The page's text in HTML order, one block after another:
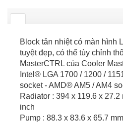
Block tản nhiệt có màn hình
tuyệt đẹp, có thể tùy chỉnh
MasterCTRL của Cooler
Intel® LGA 1700 / 1200 /
socket - AMD® AM5 / AM4
Radiator : 394 x 119.6 x 27.2
inch
Pump : 88.3 x 83.6 x 65.7